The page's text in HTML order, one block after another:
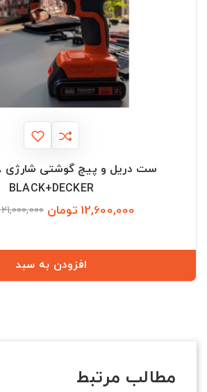
BLACK+DECKER
12,600,000 تومان 21,000,000 تومان
افزودن به سبد
مطالب مرتبط